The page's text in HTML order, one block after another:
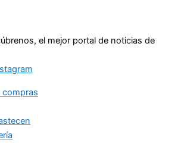
el mejor portal de noticias de
compras